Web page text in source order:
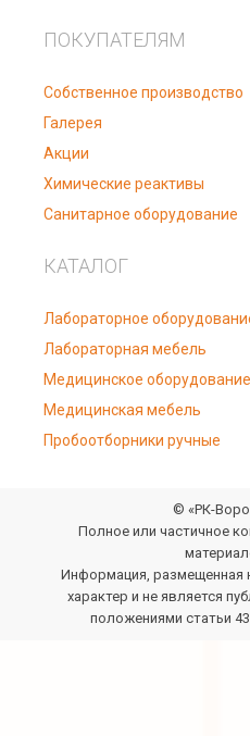
ПОКУПАТЕЛЯМ
Собственное производство
Галерея
Акции
Химические реактивы
Санитарное оборудование
КАТАЛОГ
Лабораторное
Лабораторная мебель
Медицинское оборудование
Медицинская мебель
Пробоотборники ручные
© «РК-
Полное или частичное
Информация, размещенная
характер и не является
положениями статьи